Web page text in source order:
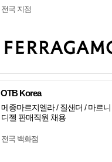
전국 지점
OTB Korea
메종마르지엘라 / 질샌더 / 마르니
디젤 판매직원 채용
전국 백화점